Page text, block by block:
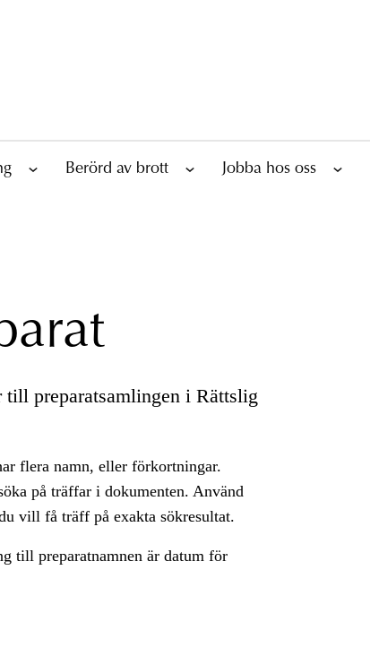
Berörd av brott Jobba hos oss
till preparatsamlingen i Rättslig
flera namn, eller förkortningar.
på träffar i dokumenten. Använd
vill få träff på exakta sökresultat.
till preparatnamnen är datum för